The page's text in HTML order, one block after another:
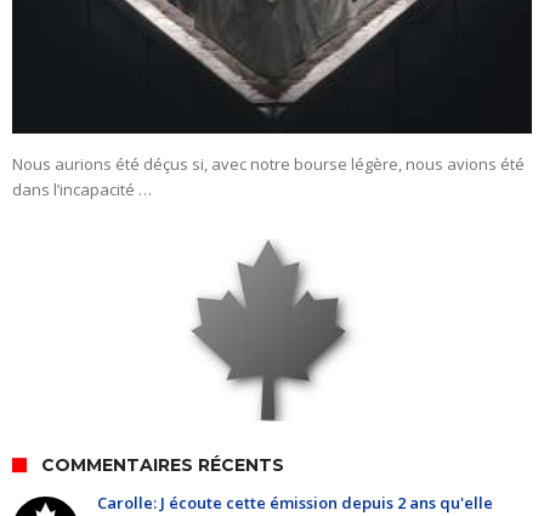
Nous aurions été déçus si, avec notre bourse légère, nous avions été
dans l’incapacité …
COMMENTAIRES RÉCENTS
Carolle: J écoute cette émission depuis 2 ans qu'elle